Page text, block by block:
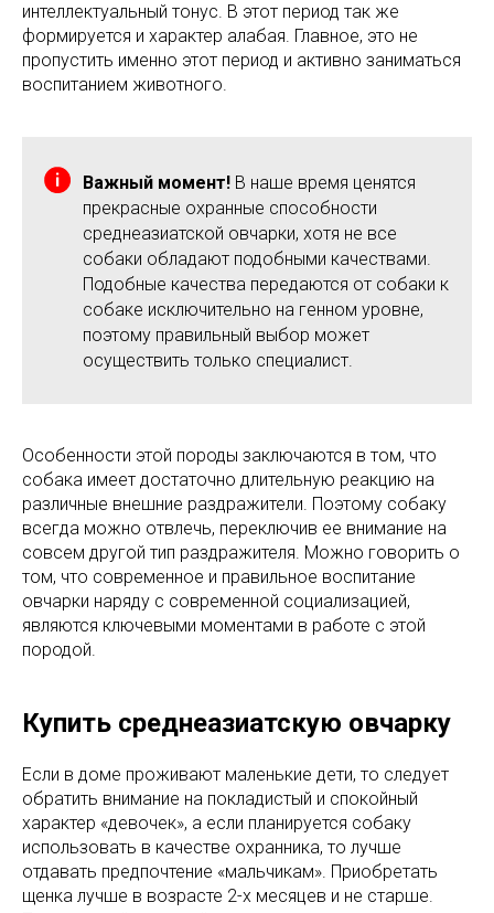
интеллектуальный тонус. В этот период так же
формируется и характер алабая. Главное, это не
пропустить именно этот период и активно заниматься
воспитанием животного.
Важный момент! В наше время ценятся
прекрасные охранные способности
среднеазиатской овчарки, хотя не все
собаки обладают подобными качествами.
Подобные качества передаются от собаки к
собаке исключительно на генном уровне,
поэтому правильный выбор может
осуществить только специалист.
Особенности этой породы заключаются в том, что
собака имеет достаточно длительную реакцию на
различные внешние раздражители. Поэтому собаку
всегда можно отвлечь, переключив ее внимание на
совсем другой тип раздражителя. Можно говорить о
том, что современное и правильное воспитание
овчарки наряду с современной социализацией,
являются ключевыми моментами в работе с этой
породой.
Купить среднеазиатскую овчарку
Если в доме проживают маленькие дети, то следует
обратить внимание на покладистый и спокойный
характер «девочек», а если планируется собаку
использовать в качестве охранника, то лучше
отдавать предпочтение «мальчикам». Приобретать
щенка лучше в возрасте 2-х месяцев и не старше.